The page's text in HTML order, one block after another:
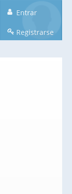
Entrar
Registrarse